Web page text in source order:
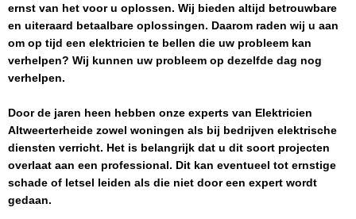
ernst van het voor u oplossen. Wij bieden altijd betrouwbare
en uiteraard betaalbare oplossingen. Daarom raden wij u aan
om op tijd een elektricien te bellen die uw probleem kan
verhelpen? Wij kunnen uw probleem op dezelfde dag nog
verhelpen.
Door de jaren heen hebben onze experts van Elektricien
Altweerterheide zowel woningen als bij bedrijven elektrische
diensten verricht. Het is belangrijk dat u dit soort projecten
overlaat aan een professional. Dit kan eventueel tot ernstige
schade of letsel leiden als die niet door een expert wordt
gedaan.